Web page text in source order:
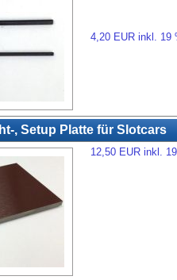
4,20 EUR inkl.
, Setup Platte für Slotcars
12,50 EUR inkl.